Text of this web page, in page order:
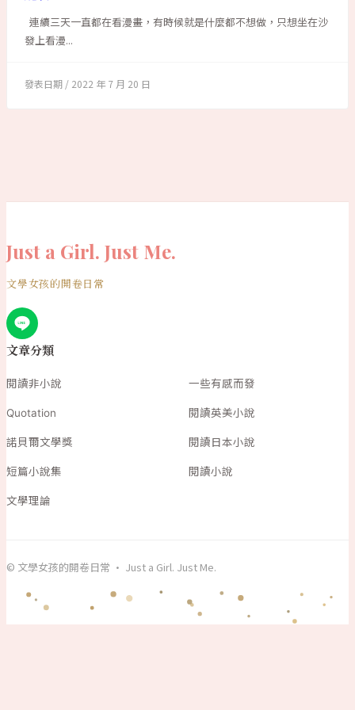
連續三天一直都在看漫畫，有時候就是什麼都不想做，只想坐在沙
發上看漫...
2022 年 7 月 20 日
Just a Girl. Just Me.
文學女孩的開卷日常
文章分類
閱讀非小說 一些有感而發
Quotation 閱讀英美小說
諾貝爾文學獎 閱讀日本小說
短篇小說集 閱讀小說
文學理論
© 文學女孩的開卷日常 · Just a Girl. Just Me.